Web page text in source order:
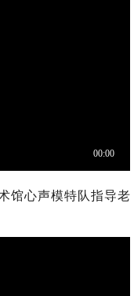
馆心声模特队指导老